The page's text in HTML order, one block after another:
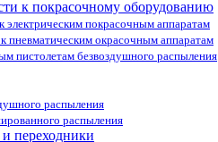
к покрасочному оборудованию
электрическим покрасочным аппаратам
пневматическим окрасочным аппаратам
пистолетам безвоздушного распыления
распыления
распыления